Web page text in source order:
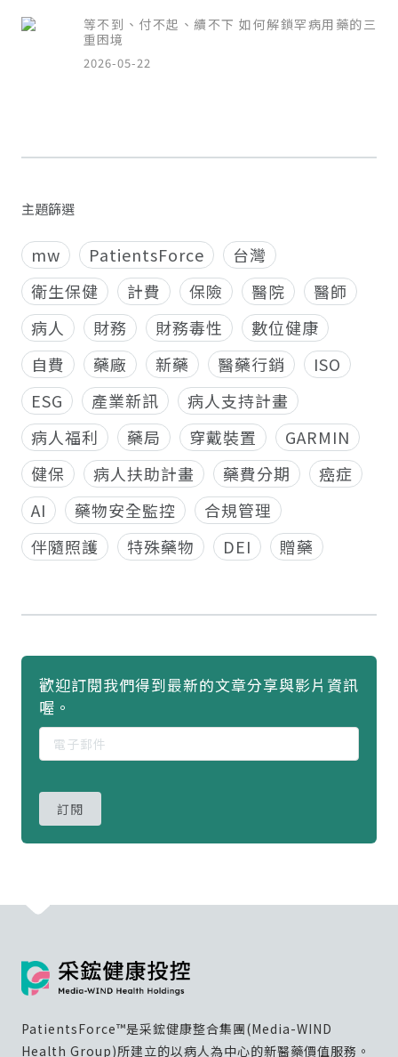
等不到、付不起、續不下 如何解鎖罕病用藥的三
重困境
2026-05-22
主題篩選
mw PatientsForce
台灣
衛生保健
計費 保險 醫院
醫師
病人
財務 財務毒性
數位健康
自費
藥廠 新藥 醫藥行銷
ISO
ESG
產業新訊
病人支持計畫
病人福利
藥局 穿戴裝置
GARMIN
健保
病人扶助計畫 藥費分期
癌症
AI
藥物安全監控
合規管理
伴隨照護
特殊藥物 DEI 贈藥
歡迎訂閱我們得到最新的文章分享與影片資訊
喔。
訂閱
PatientsForce™是采鋐健康整合集團(Media-WIND
Health Group)所建立的以病人為中心的新醫藥價值服務。